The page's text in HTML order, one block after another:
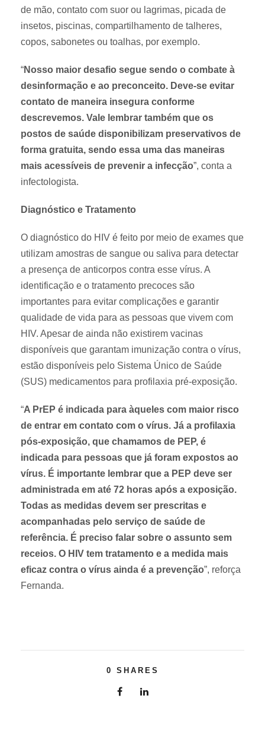
de mão, contato com suor ou lagrimas, picada de
insetos, piscinas, compartilhamento de talheres,
copos, sabonetes ou toalhas, por exemplo.
“Nosso maior desafio segue sendo o combate à
desinformação e ao preconceito. Deve-se evitar
contato de maneira insegura conforme
descrevemos. Vale lembrar também que os
postos de saúde disponibilizam preservativos de
forma gratuita, sendo essa uma das maneiras
mais acessíveis de prevenir a infecção”, conta a
infectologista.
Diagnóstico e Tratamento
O diagnóstico do HIV é feito por meio de exames que
utilizam amostras de sangue ou saliva para detectar
a presença de anticorpos contra esse vírus. A
identificação e o tratamento precoces são
importantes para evitar complicações e garantir
qualidade de vida para as pessoas que vivem com
HIV. Apesar de ainda não existirem vacinas
disponíveis que garantam imunização contra o vírus,
estão disponíveis pelo Sistema Único de Saúde
(SUS) medicamentos para profilaxia pré-exposição.
“A PrEP é indicada para àqueles com maior risco
de entrar em contato com o vírus. Já a profilaxia
pós-exposição, que chamamos de PEP, é
indicada para pessoas que já foram expostos ao
vírus. É importante lembrar que a PEP deve ser
administrada em até 72 horas após a exposição.
Todas as medidas devem ser prescritas e
acompanhadas pelo serviço de saúde de
referência. É preciso falar sobre o assunto sem
receios. O HIV tem tratamento e a medida mais
eficaz contra o vírus ainda é a prevenção”, reforça
Fernanda.
0 SHARES